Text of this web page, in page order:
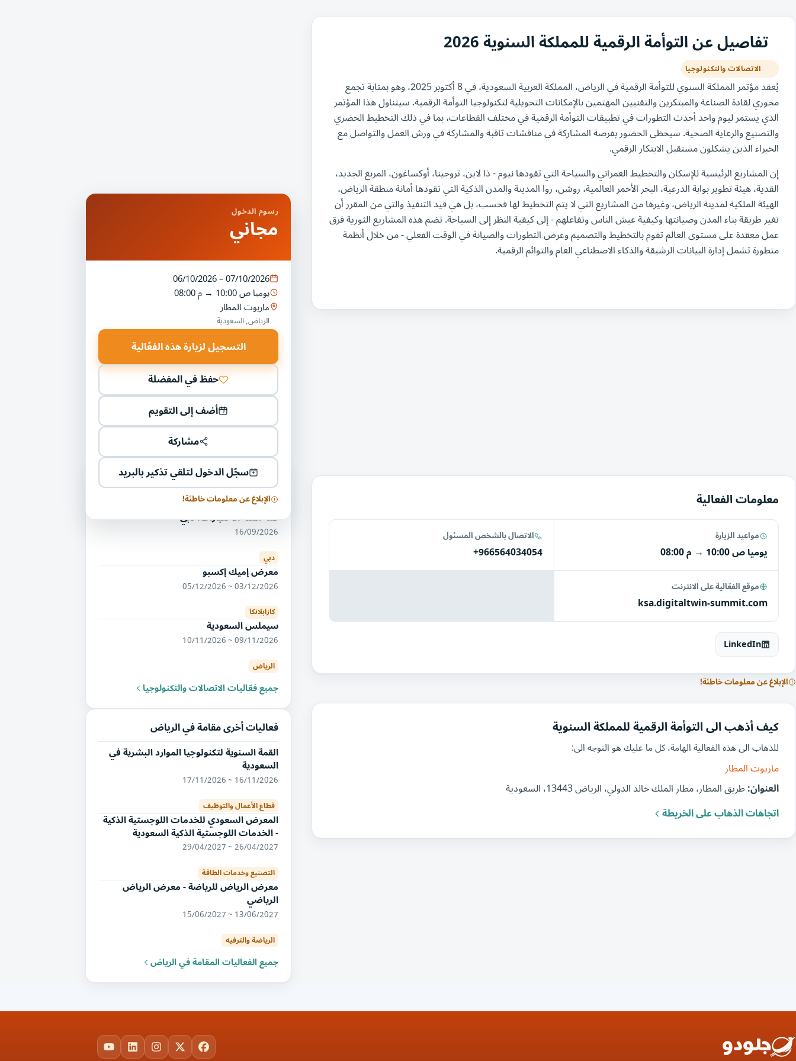
تفاصيل عن التوأمة الرقمية للمملكة السنوية 2026
الاتصالات والتكنولوجيا
يُعقد مؤتمر المملكة السنوي للتوأمة الرقمية في الرياض، المملكة العربية السعودية، في 8 أكتوبر 2025، وهو بمثابة تجمع
محوري لقادة الصناعة والمبتكرين والتقنيين المهتمين بالإمكانات التحويلية لتكنولوجيا التوأمة الرقمية. سيتناول هذا المؤتمر
الذي يستمر ليوم واحد أحدث التطورات في تطبيقات التوأمة الرقمية في مختلف القطاعات، بما في ذلك التخطيط الحضري
والتصنيع والرعاية الصحية. سيحظى الحضور بفرصة المشاركة في مناقشات ثاقبة والمشاركة في ورش العمل والتواصل مع
الخبراء الذين يشكلون مستقبل الابتكار الرقمي.
إن المشاريع الرئيسية للإسكان والتخطيط العمراني والسياحة التي تقودها نيوم - ذا لاين، تروجينا، أوكساغون، المربع الجديد،
القدية، هيئة تطوير بوابة الدرعية، البحر الأحمر العالمية، روشن، روا المدينة والمدن الذكية التي تقودها أمانة منطقة الرياض،
الهيئة الملكية لمدينة الرياض، وغيرها من المشاريع التي لا يتم التخطيط لها فحسب، بل هي قيد التنفيذ والتي من المقرر أن
تغير طريقة بناء المدن وصيانتها وكيفية عيش الناس وتفاعلهم - إلى كيفية النظر إلى السياحة. تضم هذه المشاريع الثورية فرق
عمل معقدة على مستوى العالم تقوم بالتخطيط والتصميم وعرض التطورات والصيانة في الوقت الفعلي - من خلال أنظمة
متطورة تشمل إدارة البيانات الرشيقة والذكاء الاصطناعي العام والتوائم الرقمية.
معلومات الفعالية
مواعيد الزيارة
يوميا10:00 ص → 08:00 م
الاتصال بالشخص المسئول
+966564034054
موقع الفعّالية على الانترنت
ksa.digitaltwin-summit.com
LinkedIn
الإبلاغ عن معلومات خاطئة!
كيف أذهب الى التوأمة الرقمية للمملكة السنوية
للذهاب الى هذه الفعالية الهامة، كل ما عليك هو التوجه الى:
ماريوت المطار
العنوان:طريق المطار، مطار الملك خالد الدولي، الرياض 13443، السعودية
اتجاهات الذهاب على الخريطة
رسوم الدخول
مجاني
06/10/2026 – 07/10/2026
يوميا10:00 ص →08:00 م
ماريوت المطار
الرياض, السعودية
التسجيل لزيارة هذه الفعّالية
حفظ في المفضلة
أضف إلى التقويم
مشاركة
سجّل الدخول لتلقي تذكير بالبريد
الإبلاغ عن معلومات خاطئة!
فعاليات أخرى في مجال الاتصالات
والتكنولوجيا
قمة أتمتة الاختبارات، دبي
16/09/2026
دبي
معرض إميك إكسبو
03/12/2026 ~ 05/12/2026
كازابلانكا
سيملس السعودية
09/11/2026 ~ 10/11/2026
الرياض
جميع فعّاليات الاتصالات والتكنولوجيا
فعاليات أخرى مقامة في الرياض
القمة السنوية لتكنولوجيا الموارد البشرية في
السعودية
16/11/2026 ~ 17/11/2026
قطاع الأعمال والتوظيف
المعرض السعودي للخدمات اللوجستية الذكية
- الخدمات اللوجستية الذكية السعودية
26/04/2027 ~ 29/04/2027
التصنيع وخدمات الطاقة
معرض الرياض للرياضة - معرض الرياض
الرياضي
13/06/2027 ~ 15/06/2027
الرياضة والترفيه
جميع الفعاليات المقامة في الرياض
Facebook
X
Instagram
LinkedIn
YouTube